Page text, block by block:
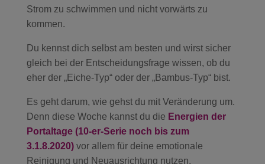
Strom zu schwimmen und nicht vorwärts zu
kommen.
Du kennst dich selbst am besten und wirst sicher
gleich bei der Entscheidungsfrage wissen, ob du
eher der „Eiche-Typ“ oder der „Bambus-Typ“ bist.
Es geht darum, wie gehst du mit Veränderung um.
Denn diese Woche kannst du die Energien der
Portaltage (10-er-Serie noch bis zum
3.1.8.2020)vor allem für deine emotionale
Reinigung und Neuausrichtung nutzen.